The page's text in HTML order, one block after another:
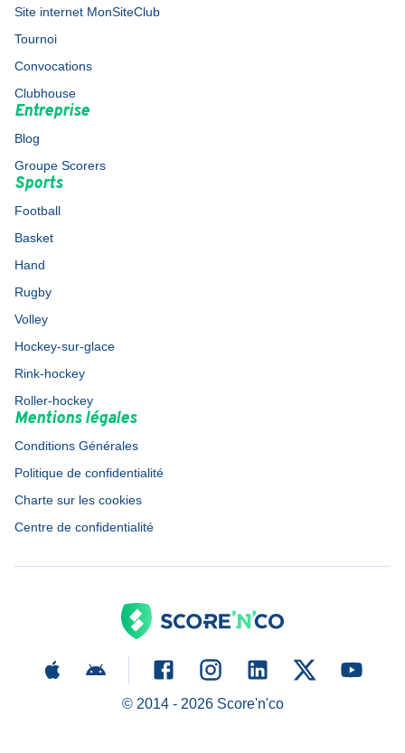
Site internet MonSiteClub
Tournoi
Convocations
Clubhouse
Entreprise
Blog
Groupe Scorers
Sports
Football
Basket
Hand
Rugby
Volley
Hockey-sur-glace
Rink-hockey
Roller-hockey
Mentions légales
Conditions Générales
Politique de confidentialité
Charte sur les cookies
Centre de confidentialité
© 2014 - 2026Score'n'co